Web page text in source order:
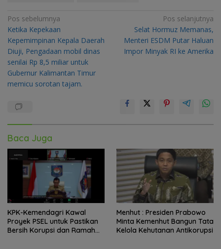
Navigasi
pos
Pos sebelumnya
Ketika Kepekaan
Kepemimpinan Kepala Daerah
Diuji, Pengadaan mobil dinas
senilai Rp 8,5 miliar untuk
Gubernur Kalimantan Timur
memicu sorotan tajam.
Pos selanjutnya
Selat Hormuz Memanas,
Menteri ESDM Putar Haluan
Impor Minyak RI ke Amerika
Baca Juga
KPK-Kemendagri Kawal
Proyek PSEL untuk Pastikan
Bersih Korupsi dan Ramah
Menhut : Presiden Prabowo
Minta Kemenhut Bangun Tata
Kelola Kehutanan Antikorupsi